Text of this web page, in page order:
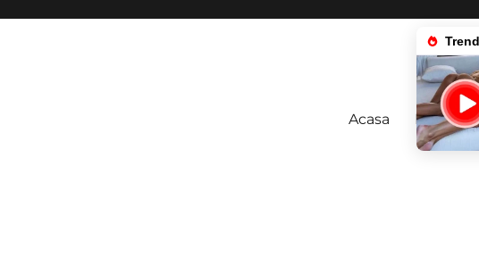
Acasa News